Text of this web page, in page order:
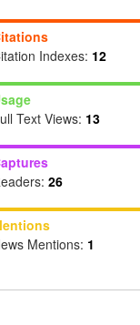
Indexes: 12
Text Views: 13
26
Mentions: 1